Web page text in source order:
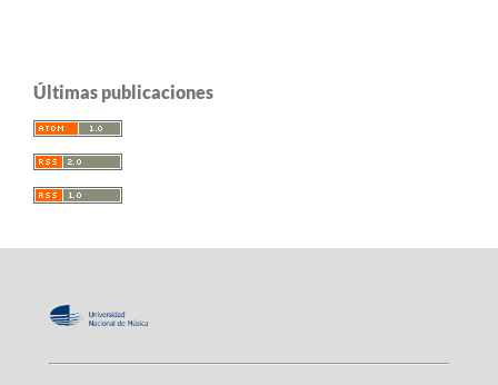
Últimas publicaciones